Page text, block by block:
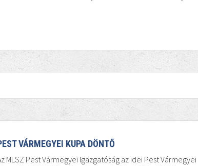
VÁRMEGYEI KUPA DÖNTŐ
MLSZ Pest Vármegyei Igazgatóság az idei Pest Vármegyei